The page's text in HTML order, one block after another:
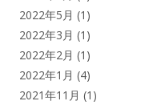
2022年5月 (1)
2022年3月 (1)
2022年2月 (1)
2022年1月 (4)
2021年11月 (1)